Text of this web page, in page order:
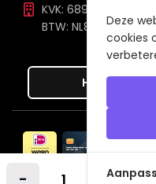
- +
KVK: 68977387
BTW:
Hier de
© Welzh B.V. 2026
Deze
cookies